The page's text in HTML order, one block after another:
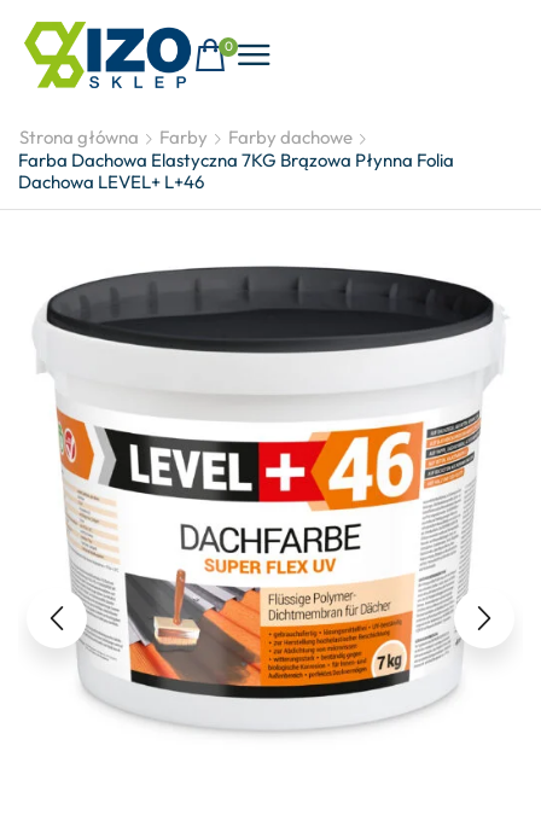
0
Strona główna Farby
Farby dachowe
Farba Dachowa Elastyczna 7KG Brązowa Płynna Folia
Dachowa LEVEL+ L+46